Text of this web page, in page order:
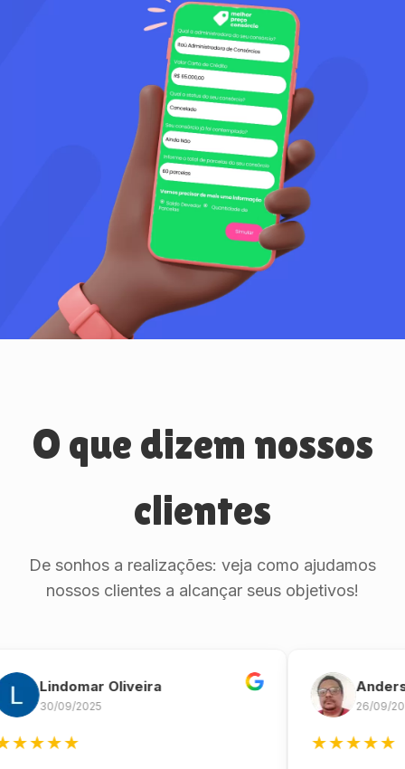
O que dizem nossos
clientes
De sonhos a realizações: veja como ajudamos
nossos clientes a alcançar seus objetivos!
Lindomar Oliveira
30/09/2025
★★
Anderson
26/09/2025
★★★